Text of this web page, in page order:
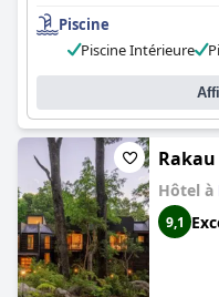
Piscine
Piscine Intérieure
Hôtel à
9,1